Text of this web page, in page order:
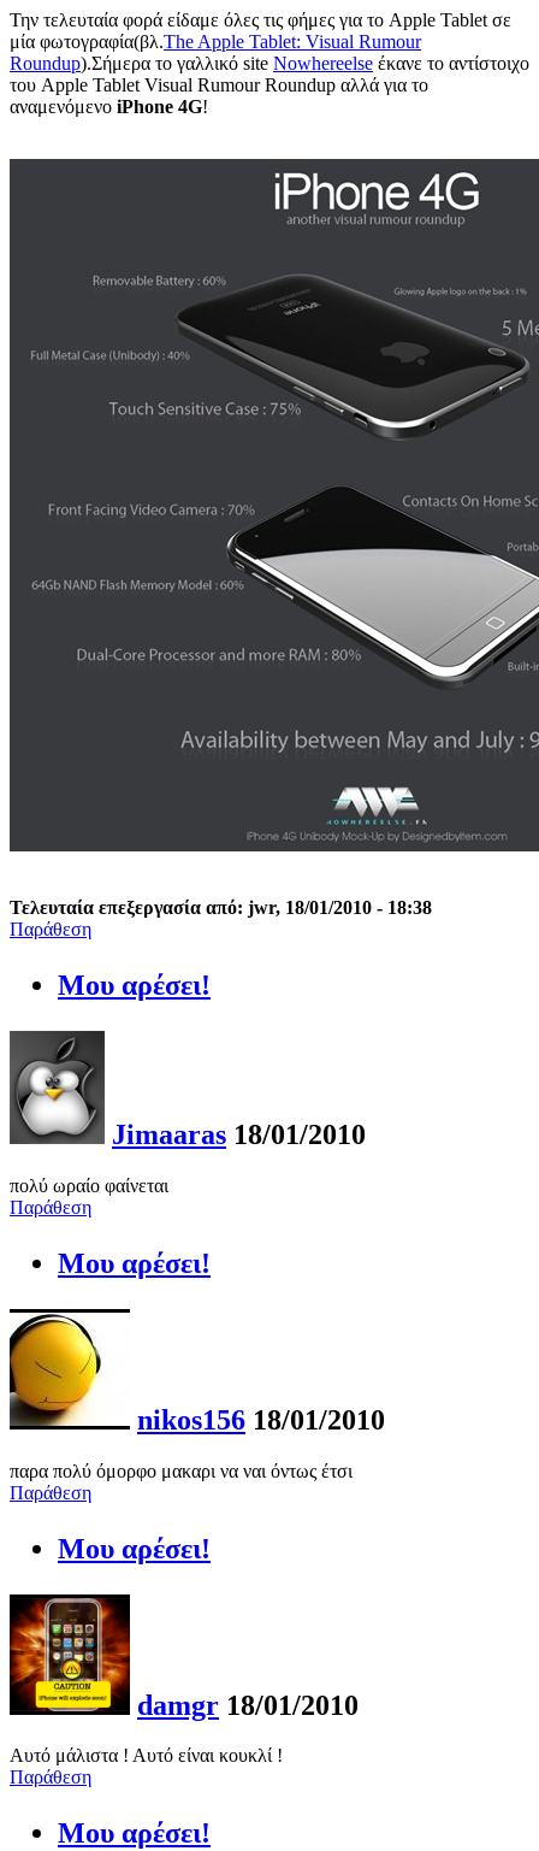
Την τελευταία φορά είδαμε όλες τις φήμες για το Apple Tablet σε
μία φωτογραφία(βλ.The Apple Tablet: Visual Rumour
Roundup).Σήμερα το γαλλικό site Nowhereelse έκανε το αντίστοιχο
του Apple Tablet Visual Rumour Roundup αλλά για το
αναμενόμενο iPhone 4G!
Τελευταία επεξεργασία από: jwr, 18/01/2010 - 18:38
Παράθεση
Μου αρέσει!
Jimaaras 18/01/2010
πολύ ωραίο φαίνεται
Παράθεση
Μου αρέσει!
nikos156 18/01/2010
παρα πολύ όμορφο μακαρι να ναι όντως έτσι
Παράθεση
Μου αρέσει!
damgr 18/01/2010
Αυτό μάλιστα ! Αυτό είναι κουκλί !
Παράθεση
Μου αρέσει!